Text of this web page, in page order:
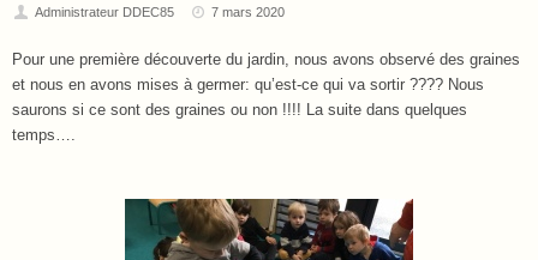
Administrateur DDEC85 7 mars 2020
Pour une première découverte du jardin, nous avons observé des graines
et nous en avons mises à germer: qu’est-ce qui va sortir ???? Nous
saurons si ce sont des graines ou non !!!! La suite dans quelques
temps….